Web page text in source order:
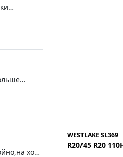
ходу
WESTLAKE SL369
R20/45 R20